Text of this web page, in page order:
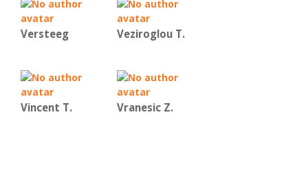
Versteeg Veziroglou T.
Vincent Τ. Vranesic Ζ.